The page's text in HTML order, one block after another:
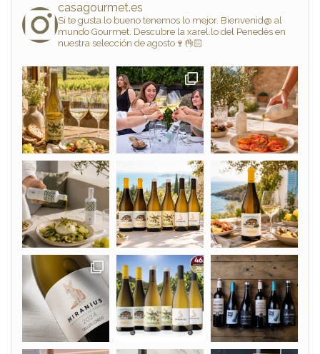
casagourmet.es
Si te gusta lo bueno tenemos lo mejor. Bienvenid@ al
mundo Gourmet. Descubre la xarel.lo del Penedès en
nuestra selección de agosto🍷👌🏻